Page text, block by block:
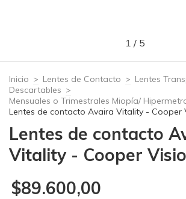
1 / 5
Inicio > Lentes de Contacto > Lentes
Descartables >
Mensuales o Trimestrales Miopía/
Lentes de contacto Avaira Vitality - Cooper
Lentes de contacto
Vitality - Cooper
$89.600,00